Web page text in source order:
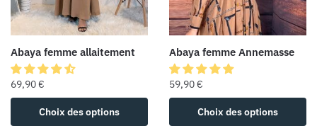
Abaya femme allaitement
69,90€
Choix des options
Abaya femme Annemasse
59,90€
Choix des options